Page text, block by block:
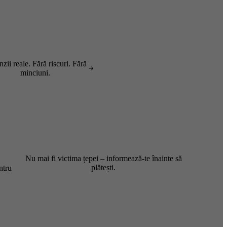
reale. Fără riscuri. Fără
minciuni.
Nu mai fi victima țepei – informează-te înainte să
plătești.